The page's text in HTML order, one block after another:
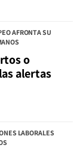
AFRONTA SU
o
alertas
LABORALES